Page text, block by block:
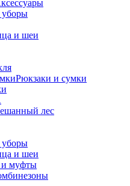
уборы
и шеи
Рюкзаки и сумки
лес
уборы
и шеи
и муфты